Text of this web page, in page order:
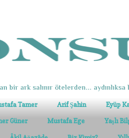
bir ark salınır ötelerden... aydınlıksa
Tamer Arif Şahin Eyüp
Güner Mustafa Ege Yaşlı